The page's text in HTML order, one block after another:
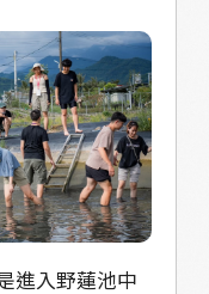
些種子在學員
回顧過往農閒
如同循著祖先
立起我們對土
式中，農閒的
規的經濟而不
地方上對於採
進入野蓮池中